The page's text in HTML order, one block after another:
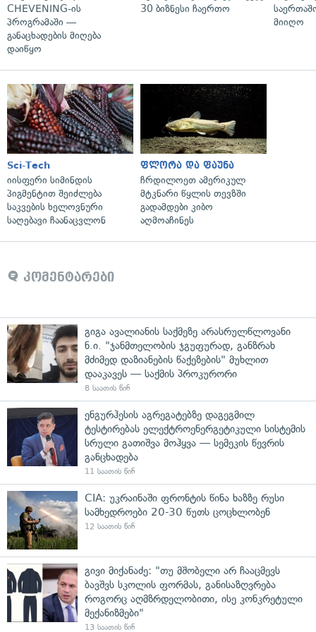
CHEVENING-ის
პროგრამაში —
განაცხადების მიღება
დაიწყო
30 ბიზნესი ჩაერთო
მიიღო
Sci-Tech
იისფერი სიმინდის
პიგმენტით შეიძლება
საკვების ხელოვნური
საღებავი ჩაანაცვლონ
ფლორა და ფაუნა
ჩრდილოეთ ამერიკულ
მტკნარი წყლის თევზში
გადამდები კიბო
აღმოაჩინეს
კომენტარები
გიგა ავალიანის საქმეზე არასრულწლოვანი
ნ.ი. "ჯანმთელობის ჯგუფურად, განზრახ
მძიმედ დაზიანების წაქეზების" მუხლით
დააკავეს — საქმის პროკურორი
8 საათის წინ
ენგურჰესის აგრეგატებზე დაგეგმილ
ტესტირებას ელექტროენერგეტიკული სისტემის
სრული გათიშვა მოჰყვა — სემეკის წევრის
განცხადება
11 საათის წინ
CIA: უკრაინაში ფრონტის წინა ხაზზე რუსი
სამხედროები 20-30 წუთს ცოცხლობენ
12 საათის წინ
გივი მიქანაძე: "თუ მშობელი არ ჩააცმევს
ბავშვს სკოლის ფორმას, განისაზღვრება
როგორც აღმზრდელობითი, ისე კონკრეტული
მექანიზმები"
13 საათის წინ